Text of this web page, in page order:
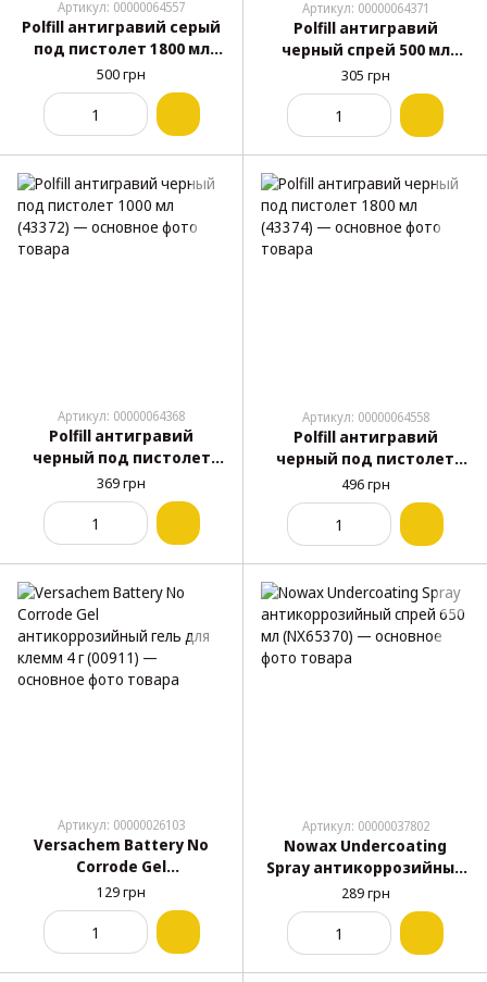
Артикул: 00000064557
Polfill антигравий серый
под пистолет 1800 мл
(43375)
500 грн
Артикул: 00000064371
Polfill антигравий
черный спрей 500 мл
(43370)
305 грн
Артикул: 00000064368
Polfill антигравий
черный под пистолет
1000 мл (43372)
369 грн
Артикул: 00000064558
Polfill антигравий
черный под пистолет
1800 мл (43374)
496 грн
Артикул: 00000026103
Versachem Battery No
Corrode Gel
антикоррозийный гель
для клемм 4 г (00911)
129 грн
Артикул: 00000037802
Nowax Undercoating
Spray антикоррозийный
спрей 650 мл (NX65370)
289 грн